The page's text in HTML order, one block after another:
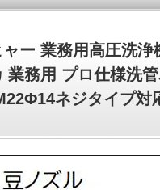
ー 業務用高圧洗浄
業務用 プロ仕様洗
ネジタイプ対